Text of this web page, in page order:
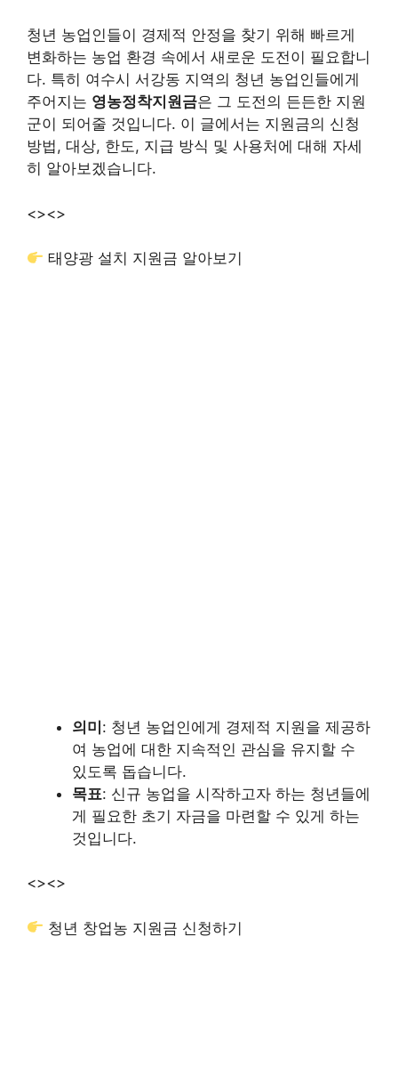
청년 농업인들이 경제적 안정을 찾기 위해 빠르게
변화하는 농업 환경 속에서 새로운 도전이 필요합니
다. 특히 여수시 서강동 지역의 청년 농업인들에게
주어지는 영농정착지원금은 그 도전의 든든한 지원
군이 되어줄 것입니다. 이 글에서는 지원금의 신청
방법, 대상, 한도, 지급 방식 및 사용처에 대해 자세
히 알아보겠습니다.
<><>
태양광 설치 지원금 알아보기
의미: 청년 농업인에게 경제적 지원을 제공하
여 농업에 대한 지속적인 관심을 유지할 수
있도록 돕습니다.
목표: 신규 농업을 시작하고자 하는 청년들에
게 필요한 초기 자금을 마련할 수 있게 하는
것입니다.
<><>
청년 창업농 지원금 신청하기